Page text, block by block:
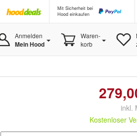
Mit Sicherheit bei
Hood einkaufen
Anmelden
Mein Hood
Waren-
korb
inkl.
Kostenloser